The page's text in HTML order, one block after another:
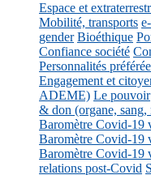
Espace et
Mobilité, transports
gender Bioéthique
Confiance société
Personnalités
Engagement et
ADEME) Le pouvoir
& don (organe, sang,
Baromètre Covid-19
Baromètre Covid-19
Baromètre Covid-19
relations post-Covid